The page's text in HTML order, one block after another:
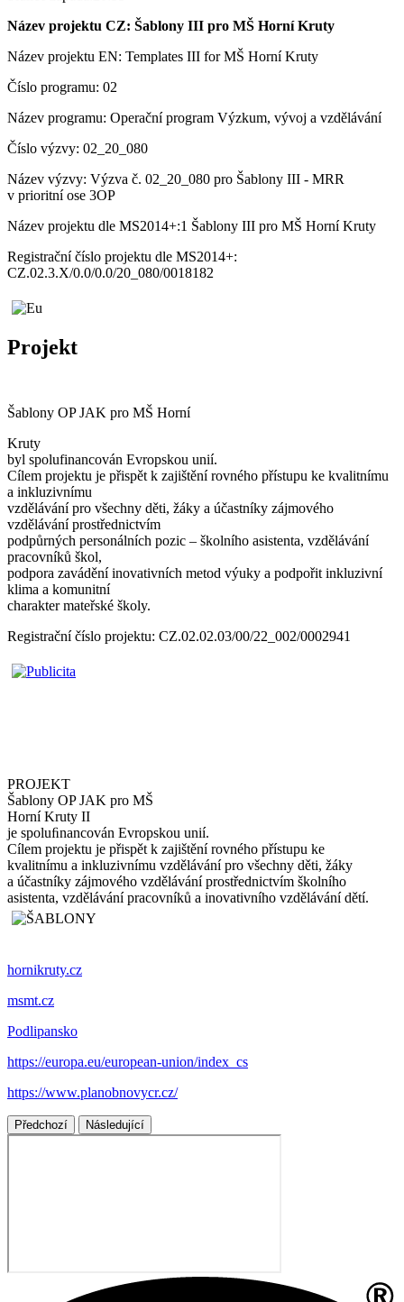
Název projektu CZ: Šablony III pro MŠ Horní Kruty
Název projektu EN: Templates III for MŠ Horní Kruty
Číslo programu: 02
Název programu: Operační program Výzkum, vývoj a vzdělávání
Číslo výzvy: 02_20_080
Název výzvy: Výzva č. 02_20_080 pro Šablony III - MRR
v prioritní ose 3OP
Název projektu dle MS2014+:1 Šablony III pro MŠ Horní Kruty
Registrační číslo projektu dle MS2014+:
CZ.02.3.X/0.0/0.0/20_080/0018182
Projekt
Šablony OP JAK pro MŠ Horní
Kruty
byl spolufinancován Evropskou unií.
Cílem projektu je přispět k zajištění rovného přístupu ke kvalitnímu
a inkluzivnímu
vzdělávání pro všechny děti, žáky a účastníky zájmového
vzdělávání prostřednictvím
podpůrných personálních pozic – školního asistenta, vzdělávání
pracovníků škol,
podpora zavádění inovativních metod výuky a podpořit inkluzivní
klima a komunitní
charakter mateřské školy.
Registrační číslo projektu: CZ.02.02.03/00/22_002/0002941
PROJEKT
Šablony OP JAK pro MŠ
Horní Kruty II
je spoluﬁnancován Evropskou unií.
Cílem projektu je přispět k zajištění rovného přístupu ke
kvalitnímu a inkluzivnímu vzdělávání pro všechny děti, žáky
a účastníky zájmového vzdělávání prostřednictvím školního
asistenta, vzdělávání pracovníků a inovativního vzdělávání dětí.
hornikruty.cz
msmt.cz
Podlipansko
https://europa.eu/european-union/index_cs
https://www.planobnovycr.cz/
Předchozí Následující